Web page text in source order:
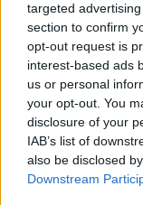
targeted
section to confirm
opt-out request is
interest-based ads
us or personal
your opt-out. You
disclosure of your
IAB’s list of
also be disclosed
Downstream